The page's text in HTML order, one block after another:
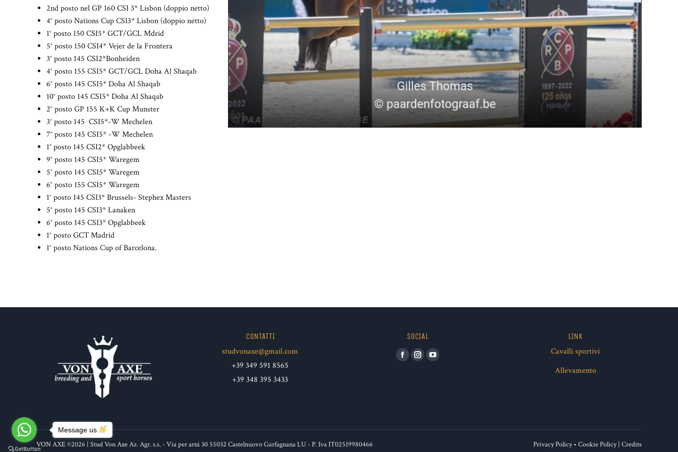
2nd posto nel GP 160 CSI 3* Lisbon (doppio netto)
4° posto Nations Cup CSI3* Lisbon (doppio netto)
1° posto 150 CSI5* GCT/GCL Mdrid
5° posto 150 CSI4* Vejer de la Frontera
3° posto 145 CSI2*Bonheiden
4° posto 155 CSI5* GCT/GCL Doha Al Shaqab
6° posto 145 CSI5* Doha Al Shaqab
10° posto 145 CSI5* Doha Al Shaqab
2° posto GP 155 K+K Cup Munster
3° posto 145 CSI5*-W Mechelen
7° posto 145 CSI5* -W Mechelen
1° posto 145 CSI2* Opglabbeek
9° posto 145 CSI5* Waregem
5° posto 145 CSI5* Waregem
6° posto 155 CSI5* Waregem
1° posto 145 CSI3* Brussels- Stephex Masters
5° posto 145 CSI3* Lanaken
6° posto 145 CSI3* Opglabbeek
1° posto GCT Madrid
1° posto Nations Cup of Barcelona.
CONTATTI
studvonaxe@gmail.com
+39 349 591 8565
+39 348 395 3433
SOCIAL
Facebook
InstagramYouTube
LINK
Cavalli sportivi
Allevamento
VON AXE ©2026 | Stud Von Axe Az. Agr. s.s. - Via per arni 30 55032 Castelnuovo Garfagnana LU - P. Iva IT02519980466 Privacy Policy• Cookie Policy| Credits
Message us